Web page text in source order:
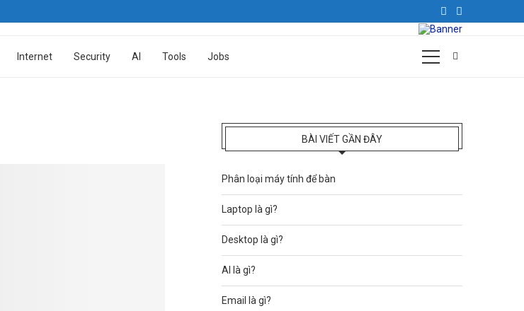
Internet Security AI Tools Jobs
BÀI VIẾT GẦN ĐÂY
Phân loại máy tính để bàn
Laptop là gì?
Desktop là gì?
AI là gì?
Email là gì?